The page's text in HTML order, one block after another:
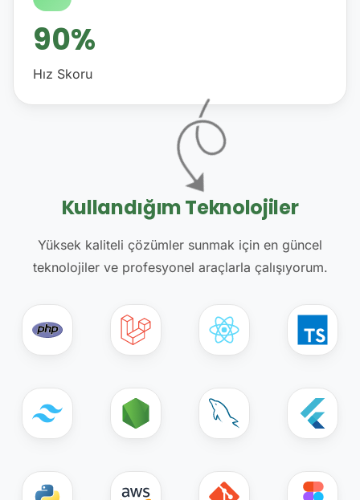
90%
Hız Skoru
Kullandığım Teknolojiler
Yüksek kaliteli çözümler sunmak için en güncel
teknolojiler ve profesyonel araçlarla çalışıyorum.